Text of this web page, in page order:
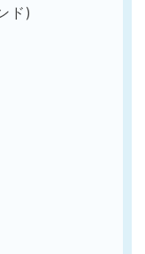
ド)